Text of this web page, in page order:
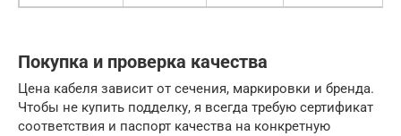
Покупка и проверка качества
Цена кабеля зависит от сечения, маркировки и бренда.
Чтобы не купить подделку, я всегда требую сертификат
соответствия и паспорт качества на конкретную